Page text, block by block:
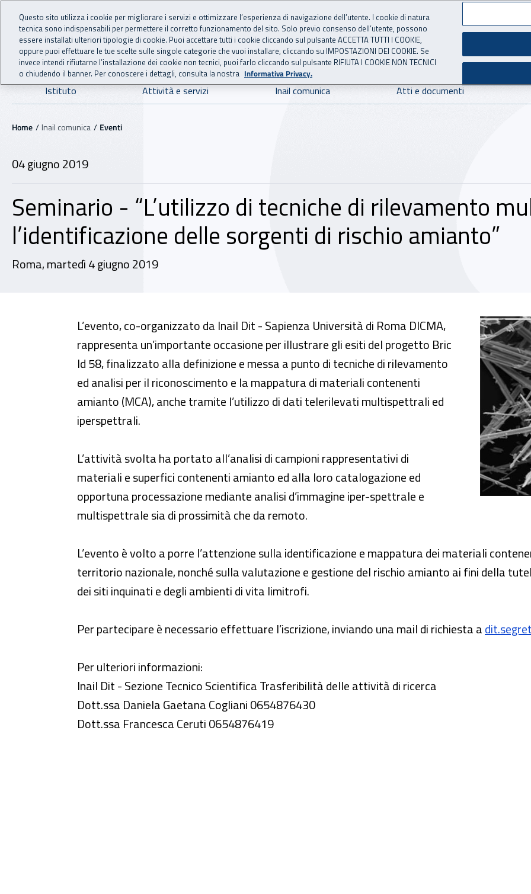
Vai al menu principale
Vai al contenuto principale
INAIL - Istituto Nazionale per l'Assicurazione
Navigazione principale
Istituto Attività e servizi Inail comunica Atti e documenti
Navigazione - Ti trovi in:
Home Inail comunica Eventi
04 giugno 2019
Seminario - “L’utilizzo di tecniche di rilevamento
l’identificazione delle sorgenti di rischio amianto”
Roma, martedì 4 giugno 2019
Seminario - “L’utilizzo di tecniche di rilevamento multi - e iper-spettrali
L’evento, co-organizzato da Inail Dit - Sapienza Università di Roma DICMA,
rappresenta un’importante occasione per illustrare gli esiti del progetto Bric
Id 58, finalizzato alla definizione e messa a punto di tecniche di rilevamento
ed analisi per il riconoscimento e la mappatura di materiali contenenti
amianto (MCA), anche tramite l’utilizzo di dati telerilevati multispettrali ed
iperspettrali.
L’attività svolta ha portato all’analisi di campioni rappresentativi di
materiali e superfici contenenti amianto ed alla loro catalogazione ed
opportuna processazione mediante analisi d’immagine iper-spettrale e
multispettrale sia di prossimità che da remoto.
L’evento è volto a porre l’attenzione sulla identificazione e mappatura dei materiali
territorio nazionale, nonché sulla valutazione e gestione del rischio amianto ai fini della
dei siti inquinati e degli ambienti di vita limitrofi.
Per partecipare è necessario effettuare l’iscrizione, inviando una mail di richiesta a
Per ulteriori informazioni:
Inail Dit - Sezione Tecnico Scientifica Trasferibilità delle attività di ricerca
Dott.ssa Daniela Gaetana Cogliani 0654876430
Dott.ssa Francesca Ceruti 0654876419
Questo sito utilizza i cookie per migliorare i servizi e ottimizzare l’esperienza di navigazione dell’utente. I cookie di natura
tecnica sono indispensabili per permettere il corretto funzionamento del sito. Solo previo consenso dell’utente, possono
essere installati ulteriori tipologie di cookie. Puoi accettare tutti i cookie cliccando sul pulsante ACCETTA TUTTI I COOKIE,
oppure puoi effettuare le tue scelte sulle singole categorie che vuoi installare, cliccando su IMPOSTAZIONI DEI COOKIE. Se
invece intendi rifiutarne l’installazione dei cookie non tecnici, puoi farlo cliccando sul pulsante RIFIUTA I COOKIE NON TECNICI
o chiudendo il banner. Per conoscere i dettagli, consulta la nostra Informativa Privacy.